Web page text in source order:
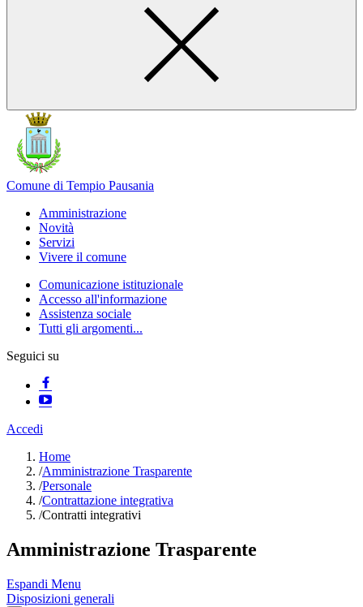
Comune di Tempio Pausania
Amministrazione
Novità
Servizi
Vivere il comune
Comunicazione istituzionale
Accesso all'informazione
Assistenza sociale
Tutti gli argomenti...
Seguici su
Accedi
Home
/Amministrazione Trasparente
/Personale
/Contrattazione integrativa
/Contratti integrativi
Amministrazione Trasparente
Espandi Menu
Disposizioni generali